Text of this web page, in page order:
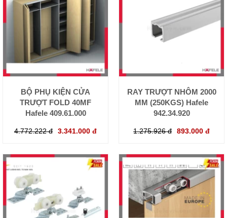
BỘ PHỤ KIỆN CỬA
TRƯỢT FOLD 40MF
Hafele 409.61.000
4.772.222 đ 3.341.000 đ
RAY TRƯỢT NHÔM 2000
MM (250KGS) Hafele
942.34.920
1.275.926 đ 893.000 đ